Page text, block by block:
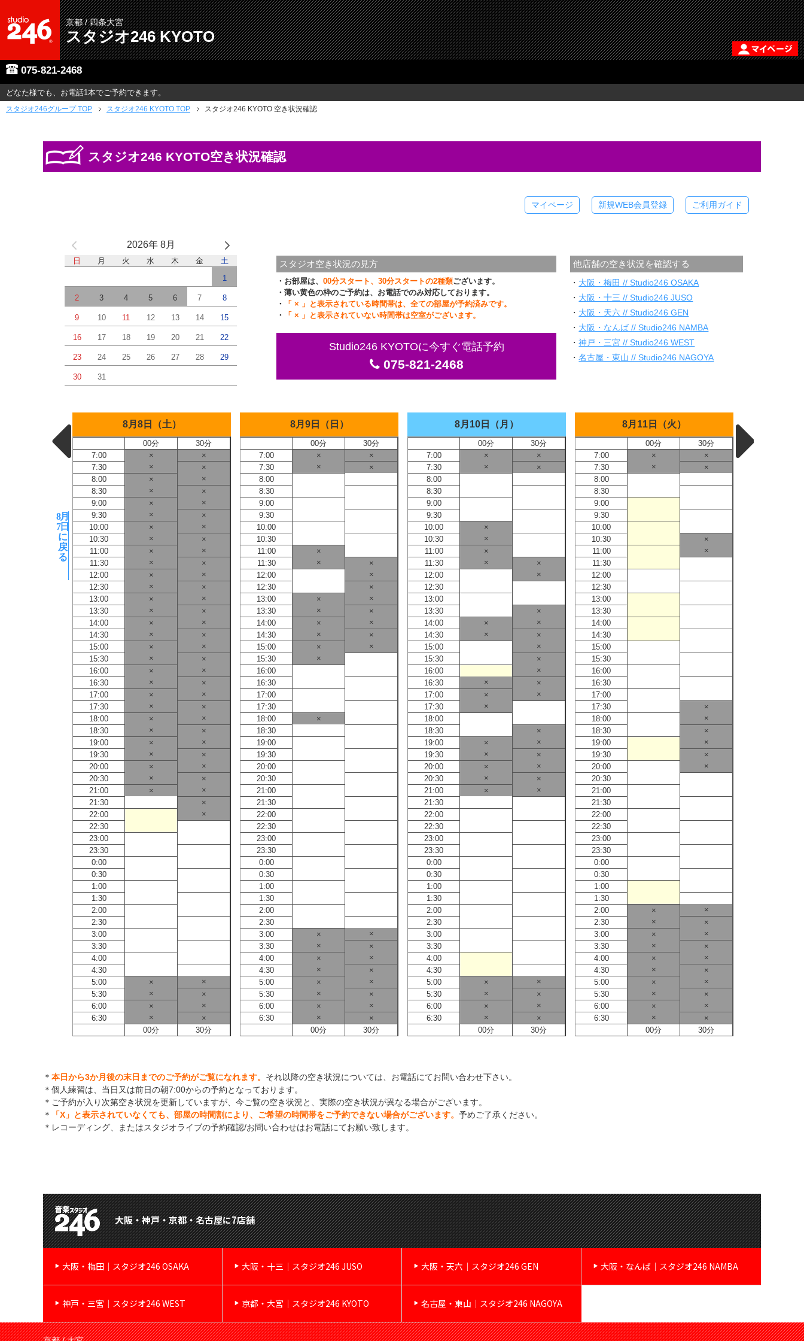
京都 / 四条大宮
スタジオ246 KYOTO
075-821-2468
どなた様でも、お電話1本でご予約できます。
スタジオ246グループTOP スタジオ246 KYOTO TOP スタジオ246 KYOTO 空き状況確認
スタジオ246 KYOTO空き状況確認
ご利用ガイド
新規WEB会員登録
マイページ
2026年 8月
日 月 火 水 木 金
土
1
2 3 4 5 6 7 8
9 10 11 12 13 14 15
16 17 18 19 20 21 22
23 24 25 26 27 28 29
30 31
スタジオ空き状況の見方
・お部屋は、 00分スタート、30分スタートの2種類ございます。
・薄い黄色の枠のご予約は、お電話でのみ対応しております。
・
「 × 」と表示されている時間帯は、全ての部屋が予約済みです。
・
「 × 」と表示されていない時間帯は空室がございます。
Studio246 KYOTOに今すぐ電話予約
075-821-2468
他店舗の空き状況を確認する
・ 大阪・梅田 // Studio246 OSAKA
・ 大阪・十三 // Studio246 JUSO
・ 大阪・天六 // Studio246 GEN
・ 大阪・なんば // Studio246 NAMBA
・神戸・三宮 // Studio246 WEST
・名古屋・東山 // Studio246 NAGOYA
8月
7日
に
戻
る
8月8日（土）
00分
30分
7:00
×
×
7:30
×
×
8:00
×
×
8:30
×
×
9:00
×
×
9:30
×
×
10:00
×
×
10:30
×
×
11:00
×
×
11:30
×
×
12:00
×
×
12:30
×
×
13:00
×
×
13:30
×
×
14:00
×
×
14:30
×
×
15:00
×
×
15:30
×
×
16:00
×
×
16:30
×
×
17:00
×
×
17:30
×
×
18:00
×
×
18:30
×
×
19:00
×
×
19:30
×
×
20:00
×
×
20:30
×
×
21:00
×
×
21:30
×
22:00
×
22:30
23:00
23:30
0:00
0:30
1:00
1:30
2:00
2:30
3:00
3:30
4:00
4:30
5:00
×
×
5:30
×
×
6:00
×
×
6:30
×
×
00分
30分
8月9日（日）
00分
30分
7:00
×
×
7:30
×
×
8:00
8:30
9:00
9:30
10:00
10:30
11:00
×
11:30
×
×
12:00
×
12:30
×
13:00
×
×
13:30
×
×
14:00
×
×
14:30
×
×
15:00
×
×
15:30
×
16:00
16:30
17:00
17:30
18:00
×
18:30
19:00
19:30
20:00
20:30
21:00
21:30
22:00
22:30
23:00
23:30
0:00
0:30
1:00
1:30
2:00
2:30
3:00
×
×
3:30
×
×
4:00
×
×
4:30
×
×
5:00
×
×
5:30
×
×
6:00
×
×
6:30
×
×
00分
30分
8月10日（月）
00分
30分
7:00
×
×
7:30
×
×
8:00
8:30
9:00
9:30
10:00
×
10:30
×
11:00
×
11:30
×
×
12:00
×
12:30
13:00
13:30
×
14:00
×
×
14:30
×
×
15:00
×
15:30
×
16:00
×
16:30
×
×
17:00
×
×
17:30
×
18:00
18:30
×
19:00
×
×
19:30
×
×
20:00
×
×
20:30
×
×
21:00
×
×
21:30
22:00
22:30
23:00
23:30
0:00
0:30
1:00
1:30
2:00
2:30
3:00
3:30
4:00
4:30
5:00
×
×
5:30
×
×
6:00
×
×
6:30
×
×
00分
30分
8月11日（火）
00分
30分
7:00
×
×
7:30
×
×
8:00
8:30
9:00
9:30
10:00
10:30
×
11:00
×
11:30
12:00
12:30
13:00
13:30
14:00
14:30
15:00
15:30
16:00
16:30
17:00
17:30
×
18:00
×
18:30
×
19:00
×
19:30
×
20:00
×
20:30
21:00
21:30
22:00
22:30
23:00
23:30
0:00
0:30
1:00
1:30
2:00
×
×
2:30
×
×
3:00
×
×
3:30
×
×
4:00
×
×
4:30
×
×
5:00
×
×
5:30
×
×
6:00
×
×
6:30
×
×
00分
30分
＊ 本日から3か月後の末日までのご予約がご覧になれます。 それ以降の空き状況については、お電話にてお問い合わせ下さい。
＊個人練習は、当日又は前日の朝7:00からの予約となっております。
＊ご予約が入り次第空き状況を更新していますが、今ご覧の空き状況と、実際の空き状況が異なる場合がございます。
＊
「X」と表示されていなくても、部屋の時間割により、ご希望の時間帯をご予約できない場合がございます。 予めご了承ください。
＊レコーディング、またはスタジオライブの予約確認/お問い合わせはお電話にてお願い致します。
大阪・神戸・京都・名古屋に7店舗
大阪・梅田｜スタジオ246 OSAKA 大阪・十三｜スタジオ246 JUSO 大阪・天六｜スタジオ246 GEN 大阪・なんば｜スタジオ246 NAMBA
神戸・三宮｜スタジオ246 WEST 京都・大宮｜スタジオ246 KYOTO 名古屋・東山｜スタジオ246 NAGOYA